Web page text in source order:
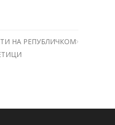
НА РЕПУБЛИЧКОМ